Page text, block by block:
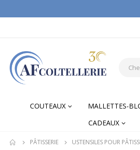
COUTEAUX MALLETTES-
CADEAUX
PÂTISSERIE USTENSILES POUR